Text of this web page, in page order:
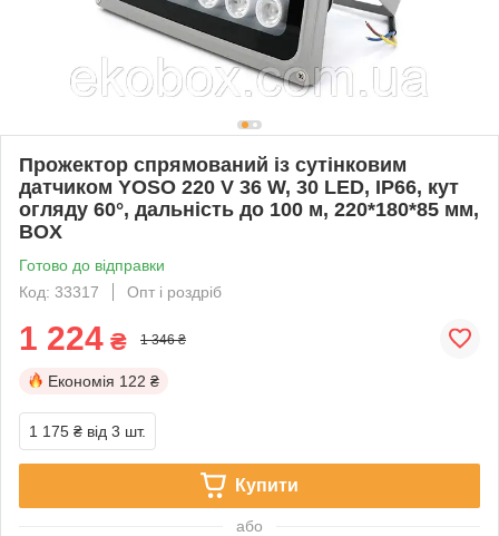
Прожектор спрямований із сутінковим
датчиком YOSO 220 V 36 W, 30 LED, IP66, кут
огляду 60°, дальність до 100 м, 220*180*85 мм,
BOX
Готово до відправки
Код: 33317
Опт і роздріб
1 224 ₴ 1 346 ₴
Економія 122 ₴
1 175 ₴ від 3 шт.
Купити
або